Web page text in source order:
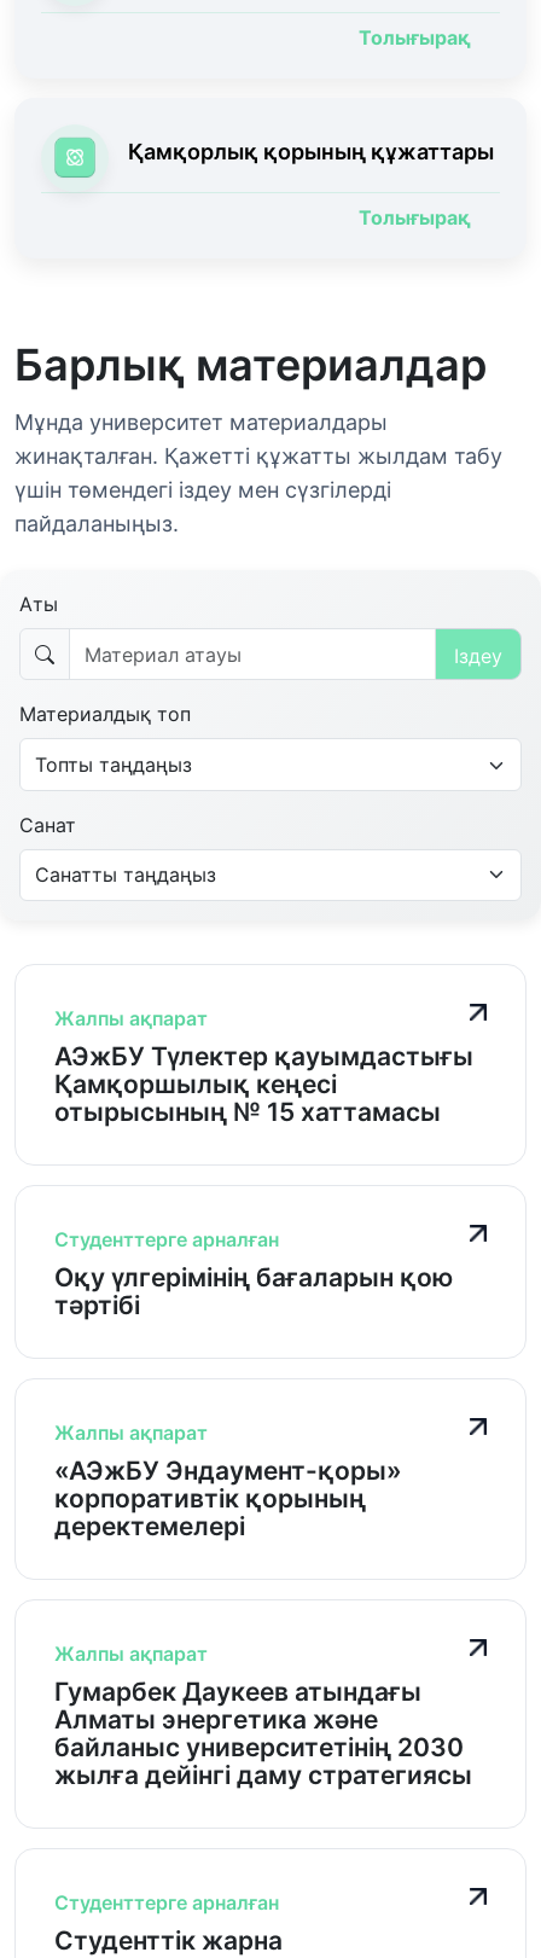
Толығырақ
Қамқорлық қорының құжаттары
Толығырақ
Барлық материалдар
Мұнда университет материалдары
жинақталған. Қажетті құжатты жылдам табу
үшін төмендегі іздеу мен сүзгілерді
пайдаланыңыз.
Аты
Iздеу
Материалдық топ
Санат
Жалпы ақпарат
АЭжБУ Түлектер қауымдастығы
Қамқоршылық кеңесі
отырысының № 15 хаттамасы
Студенттерге арналған
Оқу үлгерімінің бағаларын қою
тәртібі
Жалпы ақпарат
«АЭжБУ Эндаумент-қоры»
корпоративтік қорының
деректемелері
Жалпы ақпарат
Гумарбек Даукеев атындағы
Алматы энергетика және
байланыс университетінің 2030
жылға дейінгі даму стратегиясы
Студенттерге арналған
Студенттік жарна